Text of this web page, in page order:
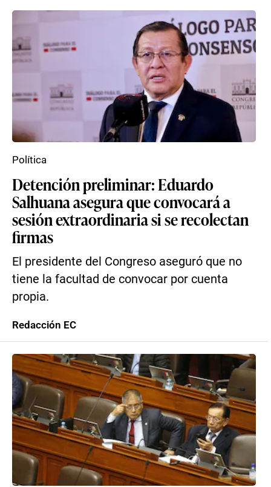
Detención preliminar: Eduardo
Salhuana asegura que convocará a
sesión extraordinaria si se recolectan
firmas
El presidente del Congreso aseguró que no
tiene la facultad de convocar por cuenta
propia.
Política
Redacción EC